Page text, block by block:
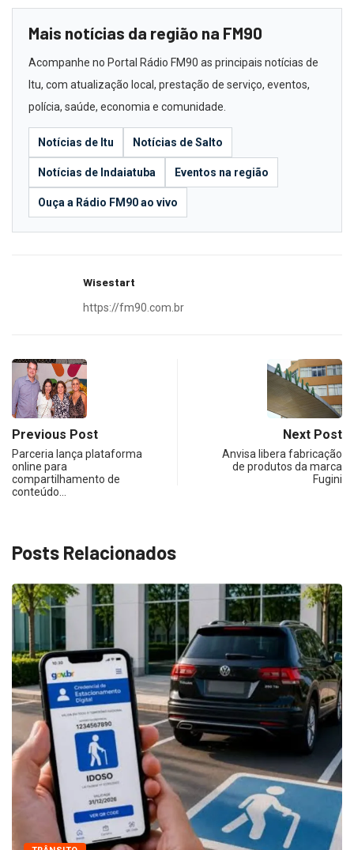
Mais notícias da região na FM90
Acompanhe no Portal Rádio FM90 as principais notícias de
Itu, com atualização local, prestação de serviço, eventos,
polícia, saúde, economia e comunidade.
Notícias de Itu Notícias de Salto
Notícias de Indaiatuba Eventos na região
Ouça a Rádio FM90 ao vivo
Wisestart
https://fm90.com.br
Previous Post
Parceria lança plataforma
online para
compartilhamento de
conteúdo…
Next Post
Anvisa libera fabricação
de produtos da marca
Fugini
Posts Relacionados